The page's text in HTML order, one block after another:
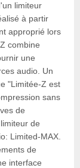
limiteur
à partir
approprié lors
combine
une
audio. Un
"Limitée-Z est
sans
de
de
Limited-MAX.
de
interface